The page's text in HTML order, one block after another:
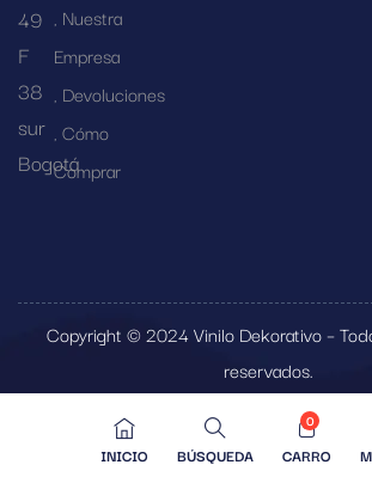
49
F
38
sur
Bogotá
Nuestra
Empresa
Devoluciones
Cómo
Comprar
Copyright © 2024 Vinilo Dekorativo –
reservados.
INICIO BÚSQUEDA
0
CARRO